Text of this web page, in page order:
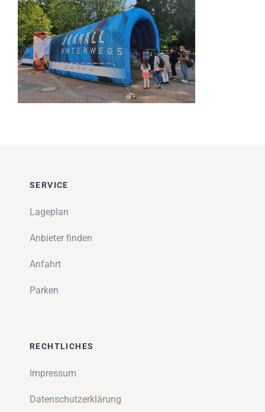
Impressionen
Über uns
SUCHE
NACH:
SERVICE
Lageplan
Anbieter finden
Anfahrt
Parken
RECHTLICHES
Impressum
Datenschutzerklärung